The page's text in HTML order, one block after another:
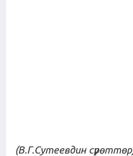
(В.Г.Сутеевдин